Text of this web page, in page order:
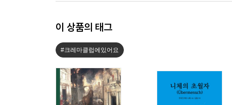
이 상품의 태그
#크레마클럽에있어요